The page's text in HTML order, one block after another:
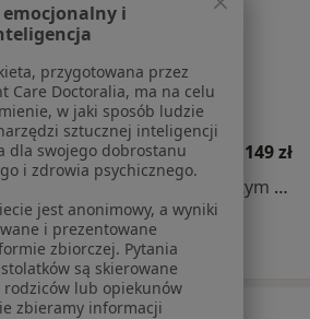
Klimkiewicz-
149 zł
Specjalista nie oferuje umawiania online pod tym adresem.
i
przygotowana przez
Care Doctoralia, ma na celu
w jaki sposób ludzie
sztucznej inteligencji
dla swojego dobrostanu
i zdrowia psychicznego.
jest anonimowy, a wyniki
i prezentowane
zbiorczej. Pytania
są skierowane
rodziców lub opiekunów
zbieramy informacji